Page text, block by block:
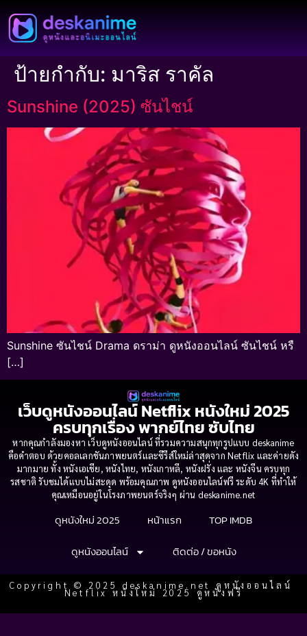
ป้ายกำกับ: มาริส ราคัล
Sunshine (2025) ซันไชน์
Sunshine ซันไชน์ Drama ดราม่า ดูหนังออนไลน์ ซันไชน์ หรื
[…]
เว็บดูหนังออนไลน์ Netflix หนังใหม่ 2025
ครบทุกเรื่อง พากย์ไทย ซับไทย
หากคุณกำลังมองหา เว็บดูหนังออนไลน์ ที่รวมความสนุกทุกรูปแบบ deskanime
คือคำตอบ ด้วยคอลเลกชันภาพยนตร์และซีรีส์ใหม่ล่าสุดจาก Netflix และค่ายดัง
มากมาย ทั้ง หนังเอเชีย, หนังไทย, หนังเกาหลี, หนังฝรั่ง และ หนังจีน ครบทุก
รสชาติ รับชมได้แบบไม่สะดุด พร้อมคุณภาพ ดูหนังออนไลน์ฟรี ระดับ 4K ที่ทำให้
คุณเหมือนอยู่ในโรงภาพยนตร์จริงๆ ผ่าน deskanime.net
ดูหนังใหม่ 2025 หน้าแรก
TOP IMDB
ดูหนังออนไลน์
ติดต่อ / ขอหนัง
Copyright © 2025 deskanime.net ดูหนังออนไลน์
Netflix หนังใหม่ 2025 ดูหนังฟรี